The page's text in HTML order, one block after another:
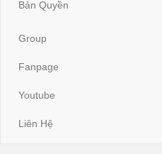
Bản Quyền
Group
Fanpage
Youtube
Liên Hệ